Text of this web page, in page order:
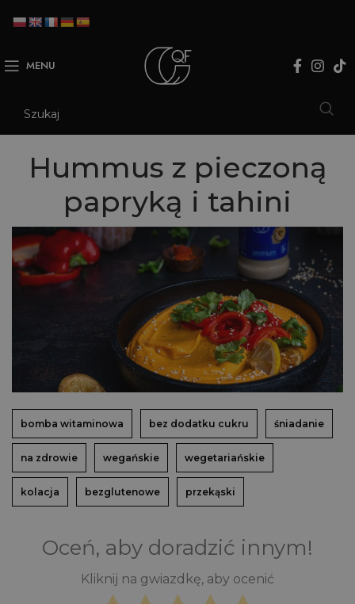
MENU
Hummus z pieczoną
papryką i tahini
bomba witaminowa bez dodatku cukru śniadanie
na zdrowie wegańskie wegetariańskie
kolacja bezglutenowe przekąski
Oceń, aby doradzić innym!
Kliknij na gwiazdkę, aby ocenić